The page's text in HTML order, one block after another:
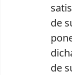
de
de